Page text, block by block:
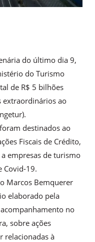
do último dia 9,
do Turismo
de R$ 5 bilhões
extraordinários ao
destinados ao
Fiscais de Crédito,
empresas de turismo
Covid-19.
Marcos Bemquerer
elaborado pela
no
sobre ações
relacionadas à